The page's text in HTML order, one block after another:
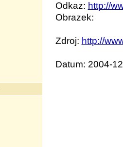
Odkaz: http://
Obrazek:
Zdroj: http://
Datum: 2004-